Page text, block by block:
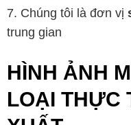
Chúng tôi là đơn vị
trung gian
HÌNH ẢNH
LOẠI THỰC